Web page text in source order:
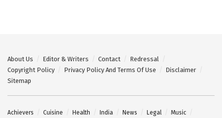
About Us Editor & Writers Contact
Redressal
Copyright Policy
Privacy Policy And Terms Of Use
Disclaimer
Sitemap
Achievers Cuisine Health India News Legal
Music